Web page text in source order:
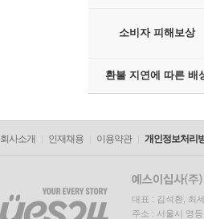
소비자 피해보상
환불 지연에 따른 배
회사소개 인재채용 이용약관 개인정보처리
대표 : 김석환, 최
주소 : 서울시 영